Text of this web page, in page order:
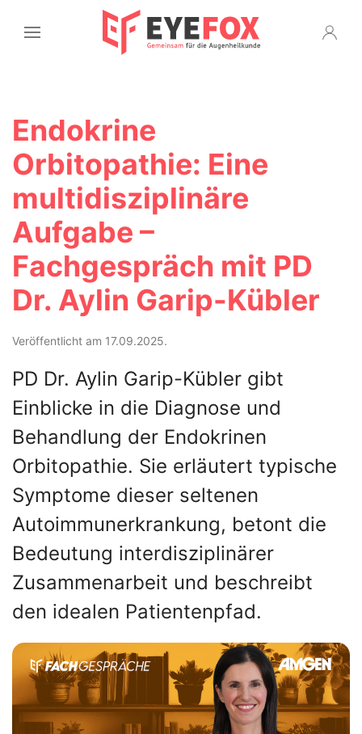
Endokrine
Orbitopathie: Eine
multidisziplinäre
Aufgabe –
Fachgespräch mit PD
Dr. Aylin Garip-Kübler
Veröffentlicht am 17.09.2025.
PD Dr. Aylin Garip-Kübler gibt
Einblicke in die Diagnose und
Behandlung der Endokrinen
Orbitopathie. Sie erläutert typische
Symptome dieser seltenen
Autoimmunerkrankung, betont die
Bedeutung interdisziplinärer
Zusammenarbeit und beschreibt
den idealen Patientenpfad.